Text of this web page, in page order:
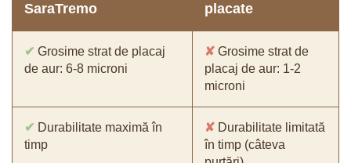
SaraTremo
placate
✔ Grosime strat de placaj
de aur: 6-8 microni
✘ Grosime strat de
placaj de aur: 1-2
microni
✔ Durabilitate maximă în
timp
✘ Durabilitate limitată
în timp (câteva